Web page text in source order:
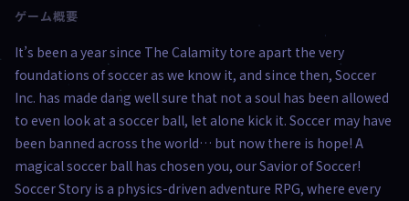
ゲーム概要
It’s been a year since The Calamity tore apart the very
foundations of soccer as we know it, and since then, Soccer
Inc. has made dang well sure that not a soul has been allowed
to even look at a soccer ball, let alone kick it. Soccer may have
been banned across the world… but now there is hope! A
magical soccer ball has chosen you, our Savior of Soccer!
Soccer Story is a physics-driven adventure RPG, where every